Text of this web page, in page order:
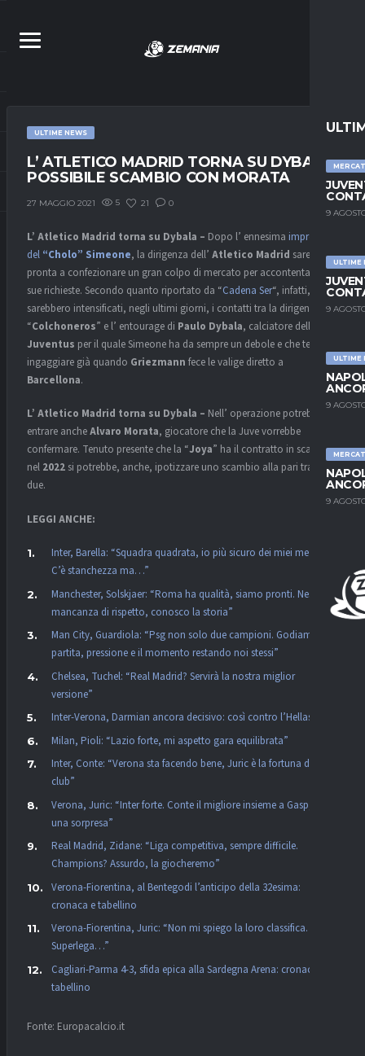
9
ULTIME
9
ULTIME
9
9
ULTIME NEWS
L’ ATLETICO MADRID TORNA SU DYBALA:
POSSIBILE SCAMBIO CON MORATA
27 MAGGIO 2021 5 21 0
L’ Atletico Madrid torna su Dybala – Dopo l’ ennesima impresa
del “Cholo” Simeone, la dirigenza dell’ Atletico Madrid sarebbe
pronta a confezionare un gran colpo di mercato per accontentare le
sue richieste. Secondo quanto riportato da “Cadena Ser“, infatti, si
sarebbero intensificati, negli ultimi giorni, i contatti tra la dirigenza dei
“Colchoneros” e l’ entourage di Paulo Dybala, calciatore della
Juventus per il quale Simeone ha da sempre un debole e che tentò di
ingaggiare già quando Griezmann fece le valige diretto a
Barcellona.
L’ Atletico Madrid torna su Dybala – Nell’ operazione potrebbe
entrare ancheAlvaro Morata, giocatore che la Juve vorrebbe
confermare. Tenuto presente che la “Joya” ha il contratto in scadenza
nel 2022 si potrebbe, anche, ipotizzare uno scambio alla pari tra i
due.
LEGGI ANCHE:
Inter, Barella: “Squadra quadrata, io più sicuro dei miei mezzi.
C’è stanchezza ma…”
Manchester, Solskjaer: “Roma ha qualità, siamo pronti. Nessuna
mancanza di rispetto, conosco la storia”
Man City, Guardiola: “Psg non solo due campioni. Godiamoci la
partita, pressione e il momento restando noi stessi”
Chelsea, Tuchel: “Real Madrid? Servirà la nostra miglior
versione”
Inter-Verona, Darmian ancora decisivo: così contro l’Hellas
Milan, Pioli: “Lazio forte, mi aspetto gara equilibrata”
Inter, Conte: “Verona sta facendo bene, Juric è la fortuna dei
club”
Verona, Juric: “Inter forte. Conte il migliore insieme a Gasp, non
una sorpresa”
Real Madrid, Zidane: “Liga competitiva, sempre difficile.
Champions? Assurdo, la giocheremo”
Verona-Fiorentina, al Bentegodi l’anticipo della 32esima:
cronaca e tabellino
Verona-Fiorentina, Juric: “Non mi spiego la loro classifica. La
Superlega…”
Cagliari-Parma 4-3, sfida epica alla Sardegna Arena: cronaca e
tabellino
Fonte: Europacalcio.it